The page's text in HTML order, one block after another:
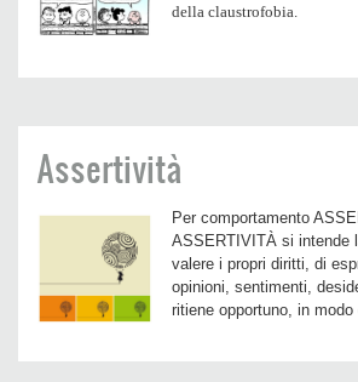
della claustrofobia.
Assertività
Per comportamento
ASSERTIVITÀ si intende
valere i propri diritti, di
opinioni, sentimenti,
ritiene opportuno, in modo